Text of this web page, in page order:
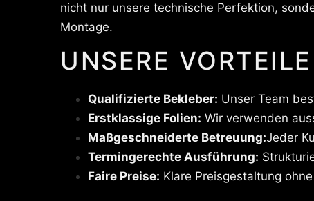
nicht nur unsere technische Perfektion,
Montage.
UNSERE
Qualifizierte Bekleber: Unser Team
Erstklassige Folien: Wir verwenden
Maßgeschneiderte Betreuung:Jeder
Termingerechte Ausführung:
Faire Preise: Klare Preisgestaltung